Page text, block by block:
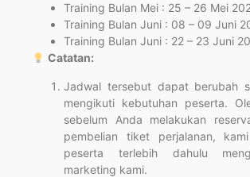
Training Bulan Mei : 25 – 26 Mei
Training Bulan Juni : 08 – 09 Juni
Training Bulan Juni : 22 – 23 Juni
Catatan:
Jadwal tersebut dapat berubah
mengikuti kebutuhan peserta.
sebelum Anda melakukan
pembelian tiket perjalanan,
peserta terlebih dahulu
marketing kami.